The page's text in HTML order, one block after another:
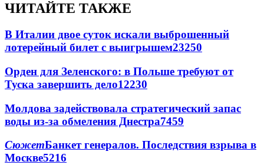
ЧИТАЙТЕ ТАКЖЕ
В Италии двое суток искали выброшенный
лотерейный билет с выигрышем23250
Орден для Зеленского: в Польше требуют от
Туска завершить дело12230
Молдова задействовала стратегический запас
воды из-за обмеления Днестра7459
СюжетБанкет генералов. Последствия взрыва в
Москве5216